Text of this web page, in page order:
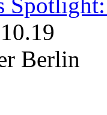
Berlin